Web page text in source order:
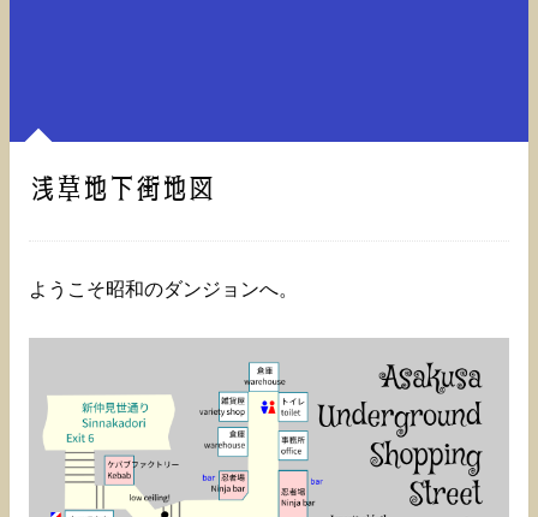
浅草地下街地図
ようこそ昭和のダンジョンへ。